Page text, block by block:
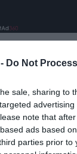
Do Not
sale, sharing to
note that
ads based
parties prior